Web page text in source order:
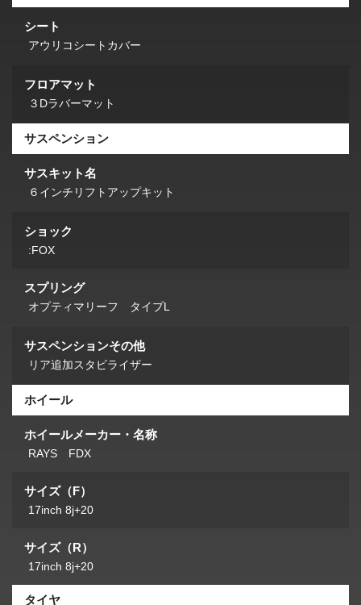
シート
アウリコシートカバー
フロアマット
３Dラバーマット
サスペンション
サスキット名
６インチリフトアップキット
ショック
:FOX
スプリング
オプティマリーフ タイプL
サスペンションその他
リア追加スタビライザー
ホイール
ホイールメーカー・名称
RAYS FDX
サイズ（F）
17inch 8j+20
サイズ（R）
17inch 8j+20
タイヤ